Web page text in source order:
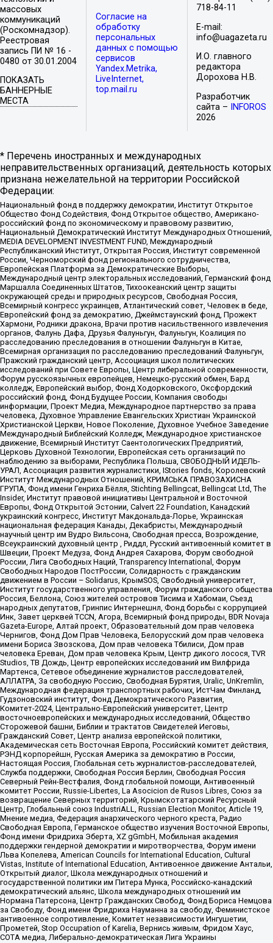
массовых
коммуникаций
(Роскомнадзор).
Реестровая
запись ПИ № 16 -
0480 от 30.01.2004
ПОКАЗАТЬ
БАННЕРНЫЕ
МЕСТА
Согласие на
обработку
персональных
данных с помощью
сервисов
Yandex.Metrika,
LiveInternet,
top.mail.ru
718-84-11
E-mail:
info@uagazeta.ru
И.О. главного
редактора
Дорохова Н.В.
Разработчик
сайта –
INFOROS
2026
* Перечень иностранных и международных
неправительственных организаций, деятельность которых
признана нежелательной на территории Российской
Федерации:
Национальный фонд в поддержку демократии, Институт Открытое
Общество Фонд Содействия, Фонд Открытое общество, Американо-
российский фонд по экономическому и правовому развитию,
Национальный Демократический Институт Международных Отношений,
MEDIA DEVELOPMENT INVESTMENT FUND, Международный
Республиканский Институт, Открытая Россия, Институт современной
России, Черноморский фонд регионального сотрудничества,
Европейская Платформа за Демократические Выборы,
Международный центр электоральных исследований, Германский фонд
Маршалла Соединенных Штатов, Тихоокеанский центр защиты
окружающей среды и природных ресурсов, Свободная Россия,
Всемирный конгресс украинцев, Атлантический совет, Человек в беде,
Европейский фонд за демократию, Джеймстаунский фонд, Прожект
Хармони, Родники дракона, Врачи против насильственного извлечения
органов, Фалунь Дафа, Друзья Фалуньгун, Фалуньгун, Коалиция по
расследованию преследования в отношении Фалуньгун в Китае,
Всемирная организация по расследованию преследований Фалуньгун,
Пражский гражданский центр, Ассоциация школ политических
исследований при Совете Европы, Центр либеральной современности,
Форум русскоязычных европейцев, Немецко-русский обмен, Бард
колледж, Европейский выбор, Фонд Ходорковского, Оксфордский
российский фонд, Фонд Будущее России, Компания свободы
информации, Проект Медиа, Международное партнерство за права
человека, Духовное Управление Евангельских Христиан Украинской
Христианской Церкви, Новое Поколение, Духовное Учебное Заведение
Международный Библейский Колледж, Международное христианское
движение, Всемирный Институт Саентологических Предприятий,
Церковь Духовной Технологии, Европейская сеть организаций по
наблюдению за выборами, Республика Польша, СВОБОДНЫЙ ИДЕЛЬ-
УРАЛ, Ассоциация развития журналистики, IStories fonds, Королевский
Институт Международных Отношений, КРИМСЬКА ПРАВОЗАХИСНА
ГРУПА, Фонд имени Генриха Бёлля, Stichting Bellingcat, Bellingcat Ltd, The
Insider, Институт правовой инициативы Центральной и Восточной
Европы, Фонд Открытой Эстонии, Calvert 22 Foundation, Канадский
украинский конгресс, Институт Макдональда-Лорье, Украинская
национальная федерация Канады, Декабристы, Международный
научный центр им Вудро Вильсона, Свободная пресса, Возрождение,
Всеукраинский духовный центр , Риддл, Русский антивоенный комитет в
Швеции, Проект Медуза, Фонд Андрея Сахарова, Форум свободной
России, Лига Свободных Наций, Transparеncy International, Форум
Свободных Народов ПостРоссии, Солидарность с гражданским
движением в России – Solidarus, КрымSOS, Свободный университет,
Институт государственного управления, Форум гражданского общества
Россия, Беллона, Союз жителей островов Тисима и Хабомаи, Съезд
народных депутатов, Гринпис Интернешнл, Фонд борьбы с коррупцией
Инк, Завет церквей TCCN, Агора, Всемирный фонд природы, BDR Novaja
Gazeta-Europe, Алтай проект, Образовательный дом прав человека
Чернигов, Фонд Дом Прав Человека, Белорусский дом прав человека
имени Бориса Звозскова, Дом прав человека Тбилиси, Дом прав
человека Ереван, Дом прав человека Крым, Центр дикого лосося, TVR
Studios, ТВ Дождь, Центр европейских исследований им Вилфрида
Мартенса, Сетевое объединение журналистов расследователей,
АЛЛАТРА, За свободную Россию, Свободная Бурятия, Uralic, UnKremlin,
Международная федерация транспортных рабочих, ИстЧам Финланд,
Гудзоновский институт, Фонд Демократического Развития,
Комитет-2024, Центрально-Европейский университет, Центр
восточноевропейских и международных исследований, Общество
Сторожевой башни, Библии и трактатов Свидетелей Иеговы,
Гражданский Совет, Центр анализа европейской политики,
Академическая сеть Восточная Европа, Российский комитет действия,
РЭНД корпорейшн, Русская Америка за демократию в России,
Настоящая Россия, Глобальная сеть журналистов-расследователей,
Служба поддержки, Свободная Россия Берлин, Свободная Россия
Северный Рейн-Вестфалия, Фонд глобальной помощи, Антивоенный
комитет России, Russie-Libertes, La Asocicion de Rusos Libres, Союз за
возвращение Северных территорий, Крымскотатарский Ресурсный
Центр, Глобальный союз IndustriALL, Russian Election Monitor, Article 19,
Мнение медиа, Федерация анархического черного креста, Радио
Свободная Европа, Германское общество изучения Восточной Европы,
Фонд имени Фридриха Эберта, XZ gGmbH, Мобильная академия
поддержки гендерной демократии и миротворчества, Форум имени
Льва Копелева, American Councils for International Education, Cultural
Vistas, Institute of International Education, Антивоенное движение Антальи,
Открытый диалог, Школа международных отношений и
государственной политики им Питера Мунка, Российско-канадский
демократический альянс, Школа международных отношений им
Нормана Патерсона, Центр Гражданских Свобод, Фонд Бориса Немцова
за Свободу, Фонд имени Фридриха Науманна за свободу, Феминистское
антивоенное сопротивление, Комитет независимости Ингушетии,
Прометей, Stop Occupation of Karelia, Вернись живым, Фридом Хаус,
СОТА медиа, Либерально-демократическая Лига Украины